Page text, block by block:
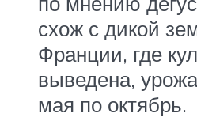
схож с дикой
Франции, где
выведена,
мая по октябрь.